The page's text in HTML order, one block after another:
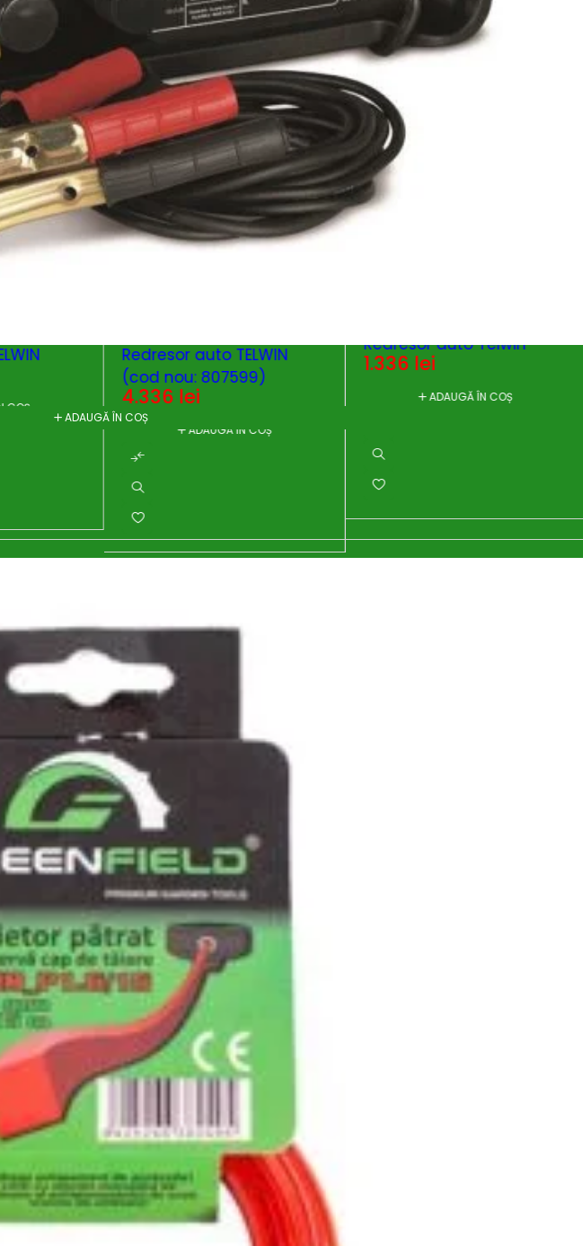
ADAUGĂ ÎN COȘ
COȘ
Redresor auto TELWIN
(cod nou: 807599)
4.336 lei
ADAUGĂ ÎN COȘ
Redresor auto Telwin
1.336 lei
ADAUGĂ ÎN COȘ
newsletter!
și bucură-te de beneficiile exclusive!
noi
si Conditii
de Confidentialitate
generale de livrare
de cookie-uri
& Anunțuri Bricolando
ne
Inspiratie
Inovație și sustenabilitate
Proiecte pentru avansați
Proiecte pentru casă
Proiecte pentru începători
Sfaturi pentru grădinărit
Tutoriale pas cu pas
Unelte și materiale recomandate